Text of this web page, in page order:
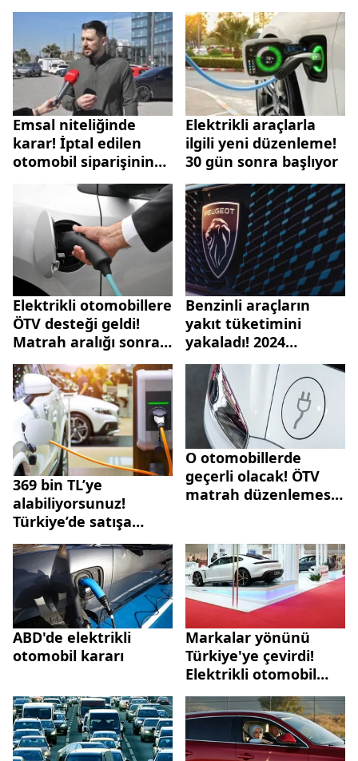
Emsal niteliğinde
karar! İptal edilen
otomobil siparişinin
ön ödemesi iade edildi
Elektrikli araçlarla
ilgili yeni düzenleme!
30 gün sonra başlıyor
Elektrikli otomobillere
ÖTV desteği geldi!
Matrah aralığı sonrası
fiyatlar da değişti!
Togg, Fiat, Hyundai,
Opel, Citroen...
Benzinli araçların
yakıt tüketimini
yakaladı! 2024
Peugeot e-3008 tek
şarj ile 700 KM menzil
sunuyor! İşte
detaylar…
369 bin TL’ye
alabiliyorsunuz!
Türkiye’de satışa
sunulan en uygun
elektrikli araç
fiyatları! İşte Citroen,
Dacia, Fiat, Ford,
Hyundai, Opel,
Peugeot, Renault…
O otomobillerde
geçerli olacak! ÖTV
matrah düzenlemesi
ABD'de elektrikli
otomobil kararı
Markalar yönünü
Türkiye'ye çevirdi!
Elektrikli otomobil
satışlarında dev artış